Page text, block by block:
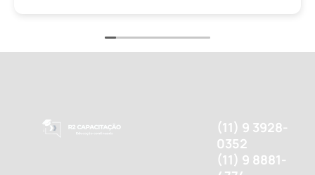
(11) 9 3928-
0352
(11) 9 8881-